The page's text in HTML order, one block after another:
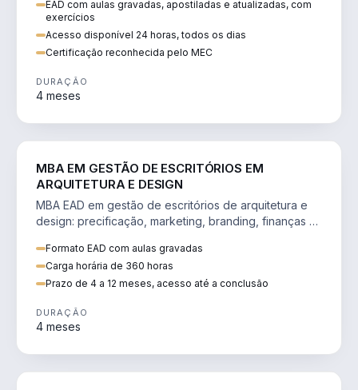
EAD com aulas gravadas, apostiladas e atualizadas, com
exercícios
Acesso disponível 24 horas, todos os dias
Certificação reconhecida pelo MEC
DURAÇÃO
4 meses
MBA EM GESTÃO DE ESCRITÓRIOS EM
ARQUITETURA E DESIGN
MBA EAD em gestão de escritórios de arquitetura e
design: precificação, marketing, branding, finanças e
Formato EAD com aulas gravadas
Carga horária de 360 horas
Prazo de 4 a 12 meses, acesso até a conclusão
DURAÇÃO
4 meses